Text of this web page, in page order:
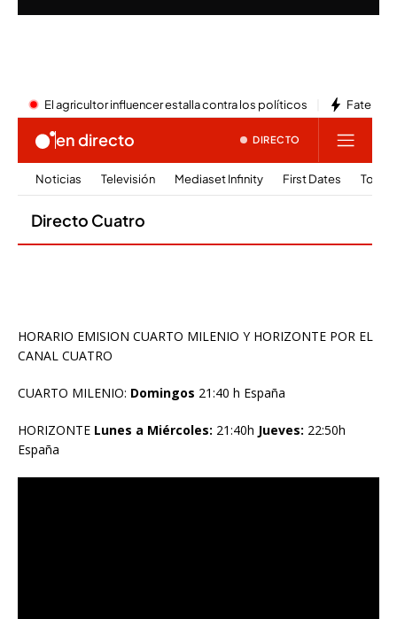
HORARIO EMISION CUARTO MILENIO Y HORIZONTE POR EL
CANAL CUATRO
CUARTO MILENIO: Domingos 21:40 h España
HORIZONTE Lunes a Miércoles: 21:40h Jueves: 22:50h
España